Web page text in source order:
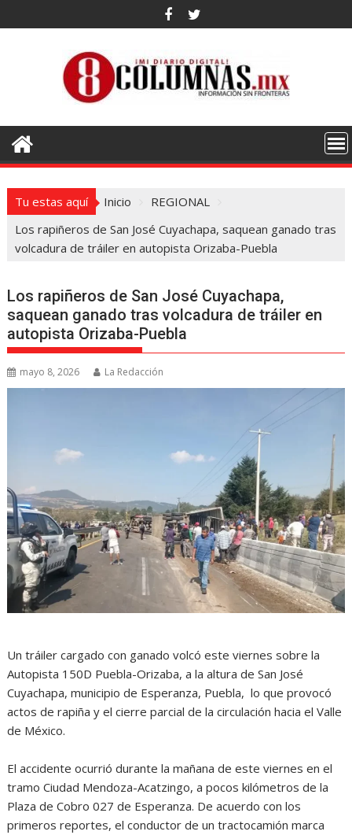
al
Tu estas aquí Inicio
REGIONAL
Los rapiñeros de San José Cuyachapa, saquean ganado tras
volcadura de tráiler en autopista Orizaba-Puebla
Los rapiñeros de San José Cuyachapa,
saquean ganado tras volcadura de tráiler en
autopista Orizaba-Puebla
mayo 8, 2026 La Redacción
Un tráiler cargado con ganado volcó este viernes sobre la
Autopista 150D Puebla-Orizaba, a la altura de San José
Cuyachapa, municipio de Esperanza, Puebla, lo que provocó
actos de rapiña y el cierre parcial de la circulación hacia el Valle
de México.
El accidente ocurrió durante la mañana de este viernes en el
tramo Ciudad Mendoza-Acatzingo, a pocos kilómetros de la
Plaza de Cobro 027 de Esperanza. De acuerdo con los
primeros reportes, el conductor de un tractocamión marca